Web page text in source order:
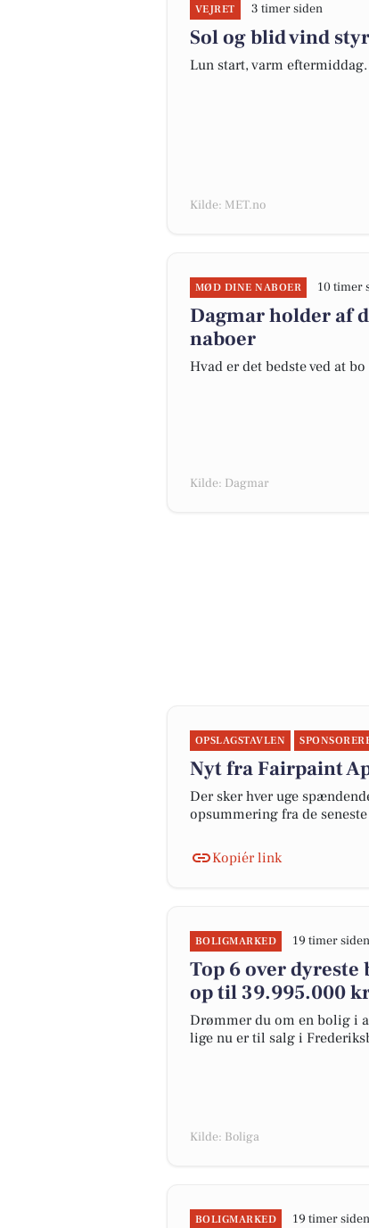
VEJRET 3 timer siden
Sol og blid vind
Lun start, varm eftermiddag.
Kilde: MET.no
MØD DINE NABOER 10 timer
Dagmar holder af
naboer
Hvad er det bedste ved at
Kilde: Dagmar
OPSLAGSTAVLEN
Nyt fra Fairpaint
Der sker hver uge
opsummering fra de
Kopiér link
BOLIGMARKED 19 timer siden
Top 6 over
op til 39.995.000
Drømmer du om en bolig i
lige nu er til salg i
Kilde: Boliga
BOLIGMARKED 19 timer siden